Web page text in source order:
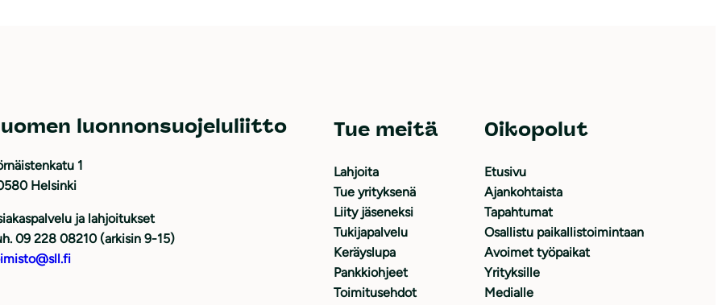
luonnonsuojeluliitto
1
Helsinki
ja lahjoitukset
09 228 08210 (arkisin 9-15)
Tue meitä
Lahjoita
Tue yrityksenä
Liity jäseneksi
Tukijapalvelu
Keräyslupa
Pankkiohjeet
Toimitusehdot
Oikopolut
Etusivu
Ajankohtaista
Tapahtumat
Osallistu paikallistoimintaan
Avoimet työpaikat
Yrityksille
Medialle